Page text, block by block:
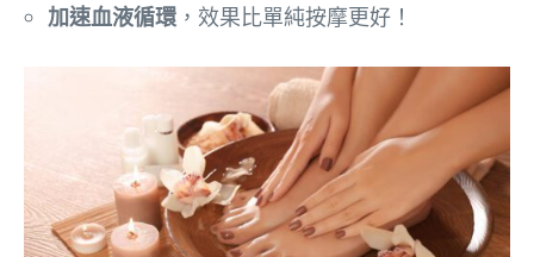
加速血液循環 ，效果比單純按摩更好！